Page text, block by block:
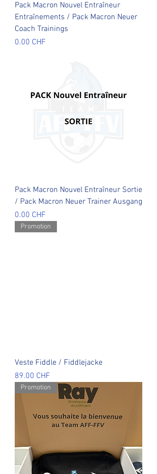
Pack Macron Nouvel Entraîneur
Entraînements / Pack Macron Neuer
Coach Trainings
Prix
0.00 CHF
Pack Macron Nouvel Entraîneur Sortie
/ Pack Macron Neuer Trainer Ausgang
Prix
0.00 CHF
Promotion
Veste Fiddle / Fiddlejacke
Prix
89.00 CHF
Promotion